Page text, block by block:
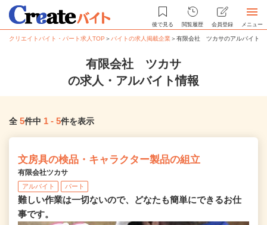
後で見る 閲覧履歴 会員登録 メニュー
クリエイトバイト・パート求人TOP ＞ バイトの求人掲載企業＞有限会社 ツカサのアルバイト・
有限会社 ツカサ
の求人・アルバイト情報
全 5件中 1 - 5件を表示
文房具の検品・キャラクター製品の組立
有限会社ツカサ
アルバイト パート
難しい作業は一切ないので、どなたも簡単にできるお仕
事です。